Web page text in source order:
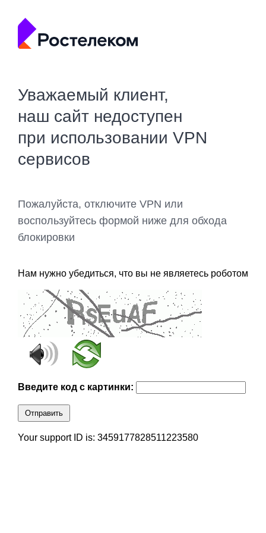
Уважаемый клиент,
наш сайт недоступен
при использовании VPN
сервисов
Пожалуйста, отключите VPN или
воспользуйтесь формой ниже для обхода
блокировки
Нам нужно убедиться, что вы не являетесь роботом
Введите код с картинки:
Отправить
Your support ID is: 3459177828511223580